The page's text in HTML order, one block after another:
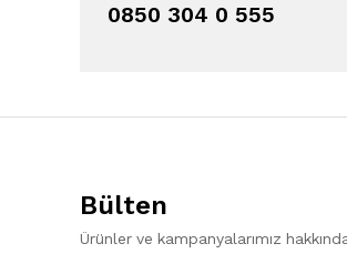
0850 304 0 555
Bülten
Ürünler ve kampanyalarımız